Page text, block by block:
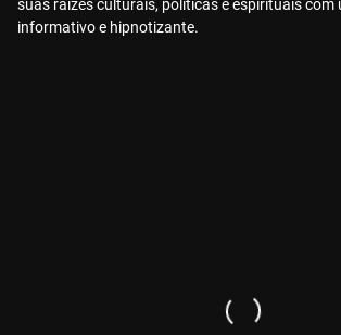
suas raízes culturais, políticas e espirituais com
informativo e hipnotizante.